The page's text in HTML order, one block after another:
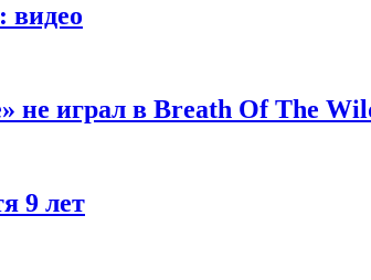
видео
не играл в Breath Of The
9 лет